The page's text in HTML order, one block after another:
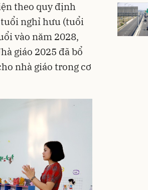
theo quy định
tuổi nghỉ hưu (tuổi
vào năm 2028,
giáo 2025 đã bổ
nhà giáo trong cơ